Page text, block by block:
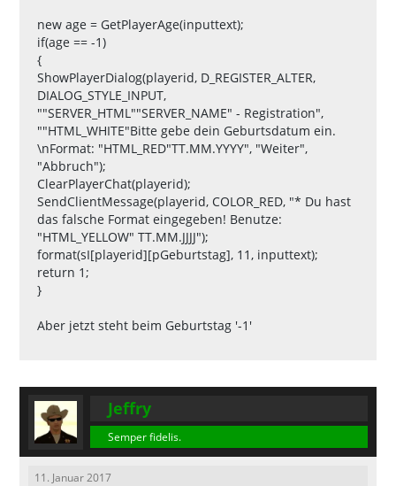
new age = GetPlayerAge(inputtext);
if(age == -1)
{
ShowPlayerDialog(playerid, D_REGISTER_ALTER,
DIALOG_STYLE_INPUT,
""SERVER_HTML""SERVER_NAME" - Registration",
""HTML_WHITE"Bitte gebe dein Geburtsdatum ein.
\nFormat: "HTML_RED"TT.MM.YYYY", "Weiter",
"Abbruch");
ClearPlayerChat(playerid);
SendClientMessage(playerid, COLOR_RED, "* Du hast
das falsche Format eingegeben! Benutze:
"HTML_YELLOW" TT.MM.JJJJ");
format(sI[playerid][pGeburtstag], 11, inputtext);
return 1;
}
Aber jetzt steht beim Geburtstag '-1'
Jeffry
Semper fidelis.
11. Januar 2017